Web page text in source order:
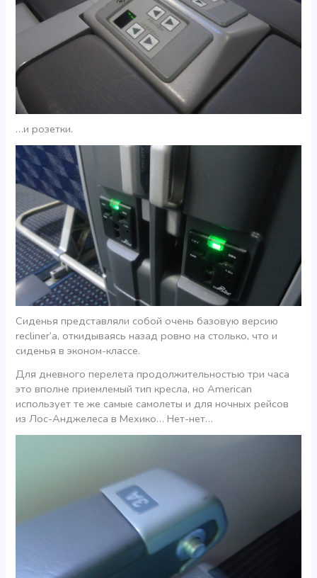
…и розетки.
Сиденья представляли собой очень базовую версию
recliner’а, откидываясь назад ровно на столько, что и
сиденья в эконом-классе.
Для дневного перелета продолжительностью три часа
это вполне приемлемый тип кресла, но American
использует те же самые самолеты и для ночных рейсов
из Лос-Анджелеса в Мехико… Нет-нет…